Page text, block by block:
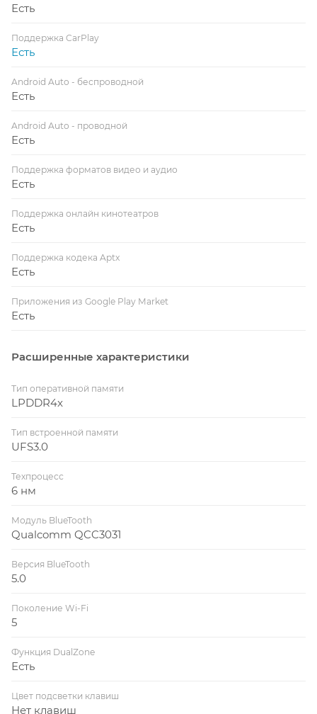
Есть
Поддержка CarPlay
Есть
Android Auto - беспроводной
Есть
Android Auto - проводной
Есть
Поддержка форматов видео и аудио
Есть
Поддержка онлайн кинотеатров
Есть
Поддержка кодека Aptx
Есть
Приложения из Google Play Market
Есть
Расширенные характеристики
Тип оперативной памяти
LPDDR4x
Тип встроенной памяти
UFS3.0
Техпроцесс
6 нм
Модуль BlueTooth
Qualcomm QCC3031
Версия BlueTooth
5.0
Поколение Wi-Fi
5
Функция DualZone
Есть
Цвет подсветки клавиш
Нет клавиш